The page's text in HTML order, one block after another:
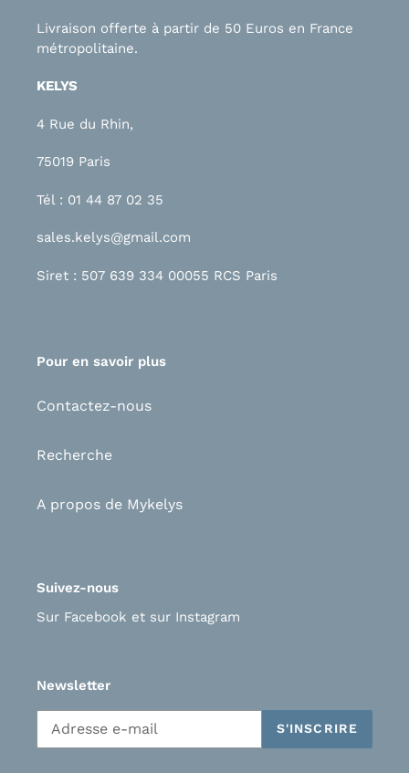
Livraison offerte à partir de 50 Euros en France
métropolitaine.
KELYS
4 Rue du Rhin,
75019 Paris
Tél : 01 44 87 02 35
sales.kelys@gmail.com
Siret : 507 639 334 00055 RCS Paris
Pour en savoir plus
Contactez-nous
Recherche
A propos de Mykelys
Suivez-nous
Sur Facebook et sur Instagram
Newsletter
S'INSCRIRE